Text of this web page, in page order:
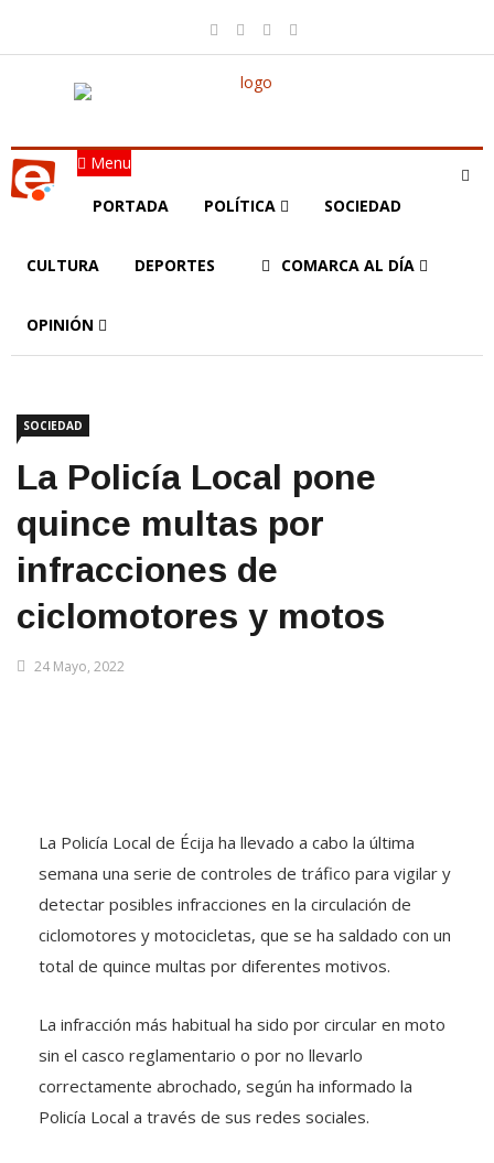
Menu
PORTADA POLÍTICA SOCIEDAD
CULTURA DEPORTES COMARCA AL DÍA
OPINIÓN
SOCIEDAD
La Policía Local pone
quince multas por
infracciones de
ciclomotores y motos
24 Mayo, 2022
La Policía Local de Écija ha llevado a cabo la última
semana una serie de controles de tráfico para vigilar y
detectar posibles infracciones en la circulación de
ciclomotores y motocicletas, que se ha saldado con un
total de quince multas por diferentes motivos.
La infracción más habitual ha sido por circular en moto
sin el casco reglamentario o por no llevarlo
correctamente abrochado, según ha informado la
Policía Local a través de sus redes sociales.